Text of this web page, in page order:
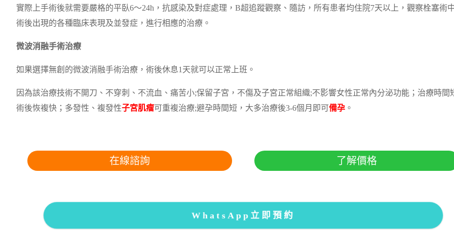
實際上手術後就需要嚴格的平臥6～24h，抗感染及對症處理，B超追蹤觀察、隨訪，所有患者均住院7天以上，觀察栓塞術中
術後出現的各種臨床表現及並發症，進行相應的治療。
微波消融手術治療
如果選擇無創的微波消融手術治療，術後休息1天就可以正常上班。
因為該治療技術不開刀、不穿刺、不流血、痛苦小;保留子宮，不傷及子宮正常組織;不影響女性正常內分泌功能；治療時間
術後恢複快；多發性、複發性子宮肌瘤可重複治療;避孕時間短，大多治療後3-6個月即可 備孕 。
在線諮詢 了解價格
WhatsApp立即預約